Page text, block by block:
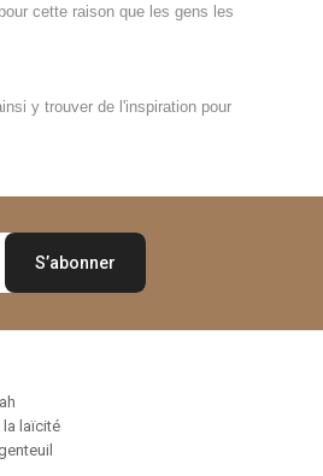
cette raison que les gens les
y trouver de l'inspiration pour
la laïcité